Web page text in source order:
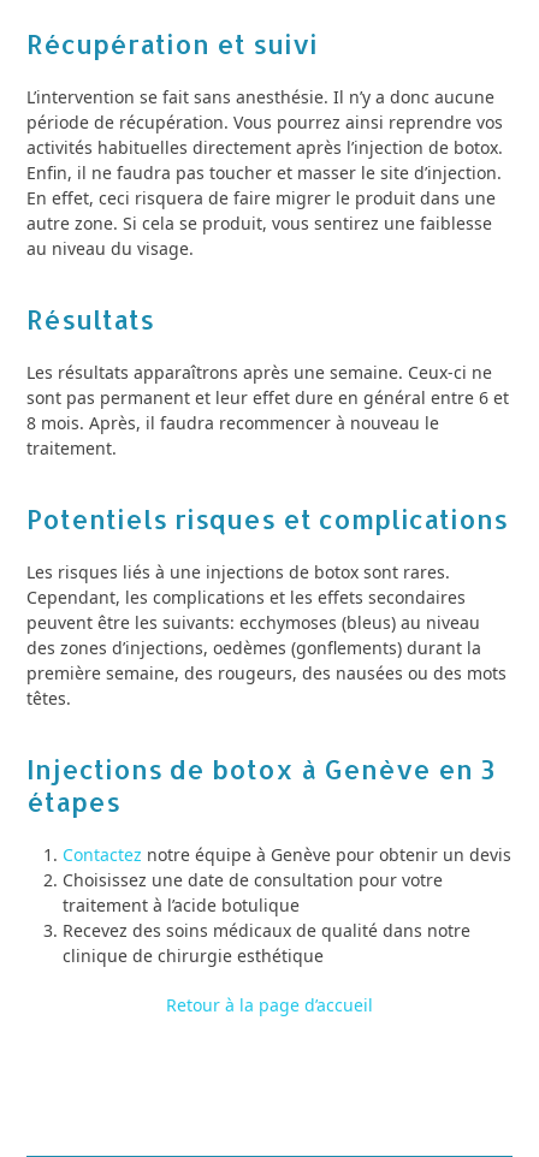
Récupération et suivi
L’intervention se fait sans anesthésie. Il n’y a donc aucune
période de récupération. Vous pourrez ainsi reprendre vos
activités habituelles directement après l’injection de botox.
Enfin, il ne faudra pas toucher et masser le site d’injection.
En effet, ceci risquera de faire migrer le produit dans une
autre zone. Si cela se produit, vous sentirez une faiblesse
au niveau du visage.
Résultats
Les résultats apparaîtrons après une semaine. Ceux-ci ne
sont pas permanent et leur effet dure en général entre 6 et
8 mois. Après, il faudra recommencer à nouveau le
traitement.
Potentiels risques et complications
Les risques liés à une injections de botox sont rares.
Cependant, les complications et les effets secondaires
peuvent être les suivants: ecchymoses (bleus) au niveau
des zones d’injections, oedèmes (gonflements) durant la
première semaine, des rougeurs, des nausées ou des mots
têtes.
Injections de botox à Genève en 3
étapes
Contactez notre équipe à Genève pour obtenir un devis
Choisissez une date de consultation pour votre
traitement à l’acide botulique
Recevez des soins médicaux de qualité dans notre
clinique de chirurgie esthétique
Retour à la page d’accueil